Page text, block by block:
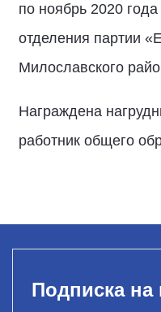
по ноябрь 2020
отделения партии
Милославского
Награждена
работник общего
Подписка на